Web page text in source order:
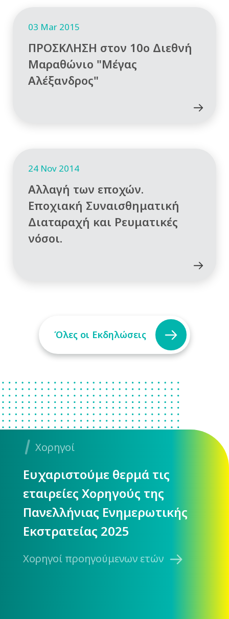
03 Mar 2015
ΠΡΟΣΚΛΗΣΗ στον 10ο Διεθνή
Μαραθώνιο "Μέγας
Αλέξανδρος"
24 Nov 2014
Αλλαγή των εποχών.
Εποχιακή Συναισθηματική
Διαταραχή και Ρευματικές
νόσοι.
Όλες οι Εκδηλώσεις
Χορηγοί
Ευχαριστούμε θερμά τις
εταιρείες Χορηγούς της
Πανελλήνιας Ενημερωτικής
Εκστρατείας 2025
Χορηγοί προηγούμενων ετών